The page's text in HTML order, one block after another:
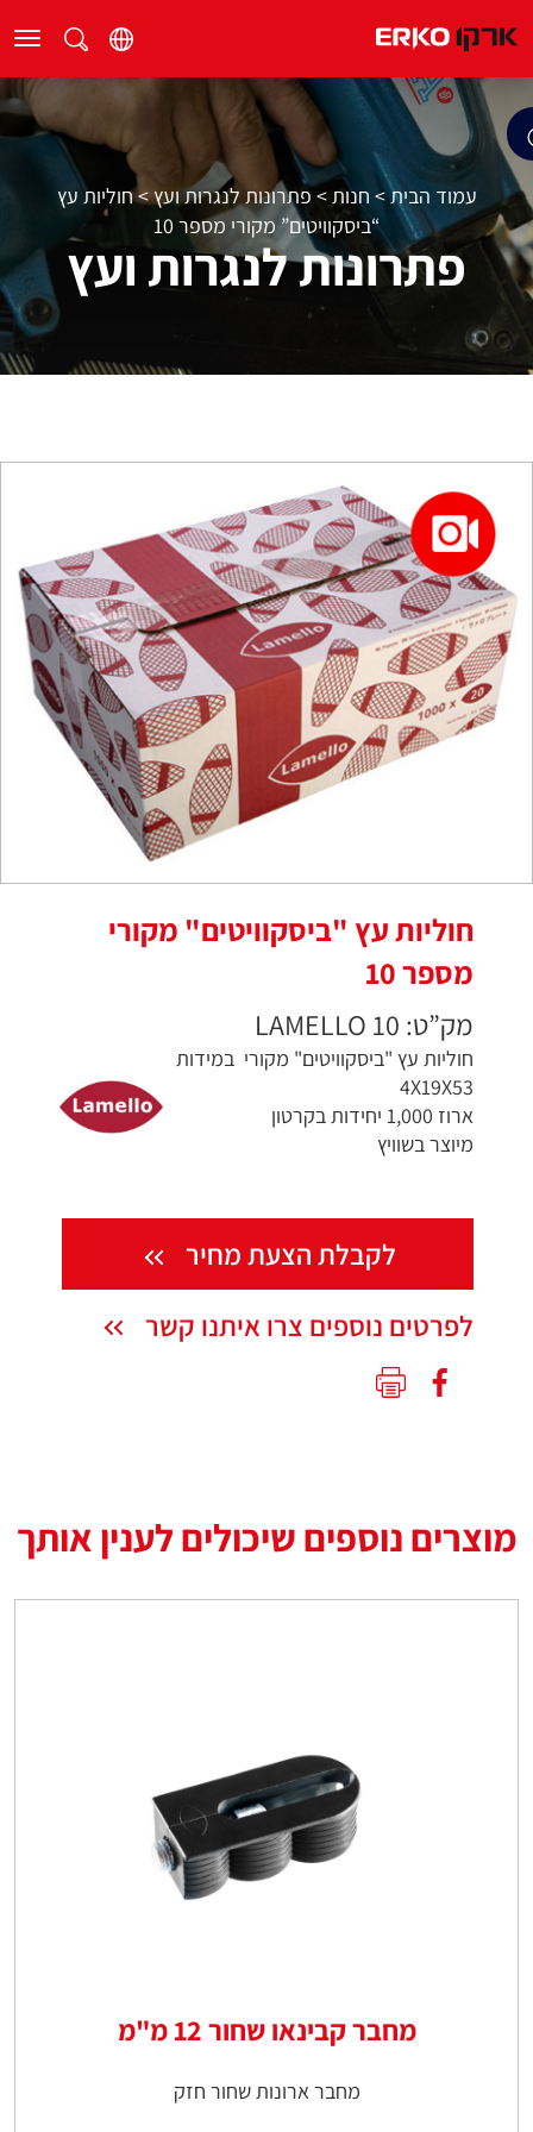
עמוד הבית> חנות >פתרונות לנגרות ועץ>חוליות עץ
“ביסקוויטים” מקורי מספר 10
פתרונות לנגרות ועץ
חוליות עץ "ביסקוויטים" מקורי
מספר 10
מק”ט: LAMELLO 10
חוליות עץ "ביסקוויטים" מקורי במידות
4X19X53
ארוז 1,000 יחידות בקרטון
מיוצר בשוויץ
לקבלת הצעת מחיר
לפרטים נוספים צרו איתנו קשר
מוצרים נוספים שיכולים לענין אותך
מחבר קבינאו שחור 12 מ"מ
מחבר ארונות שחור חזק